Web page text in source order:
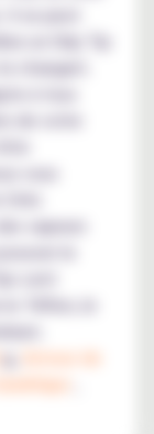
se peut
changer).
à tous
de votre
vous
vapeurs
sont